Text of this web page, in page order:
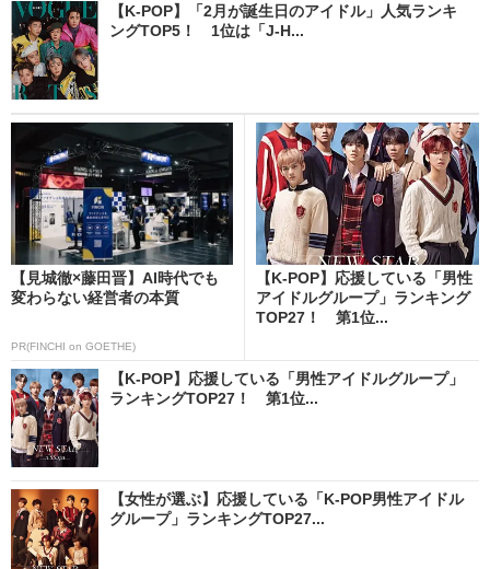
【K-POP】「2月が誕生日のアイドル」人気ランキ
ングTOP5！ 1位は「J-H...
【見城徹×藤田晋】AI時代でも
変わらない経営者の本質
PR(FINCHI on GOETHE)
【K-POP】応援している「男性
アイドルグループ」ランキング
TOP27！ 第1位...
【K-POP】応援している「男性アイドルグループ」
ランキングTOP27！ 第1位...
【女性が選ぶ】応援している「K-POP男性アイドル
グループ」ランキングTOP27...